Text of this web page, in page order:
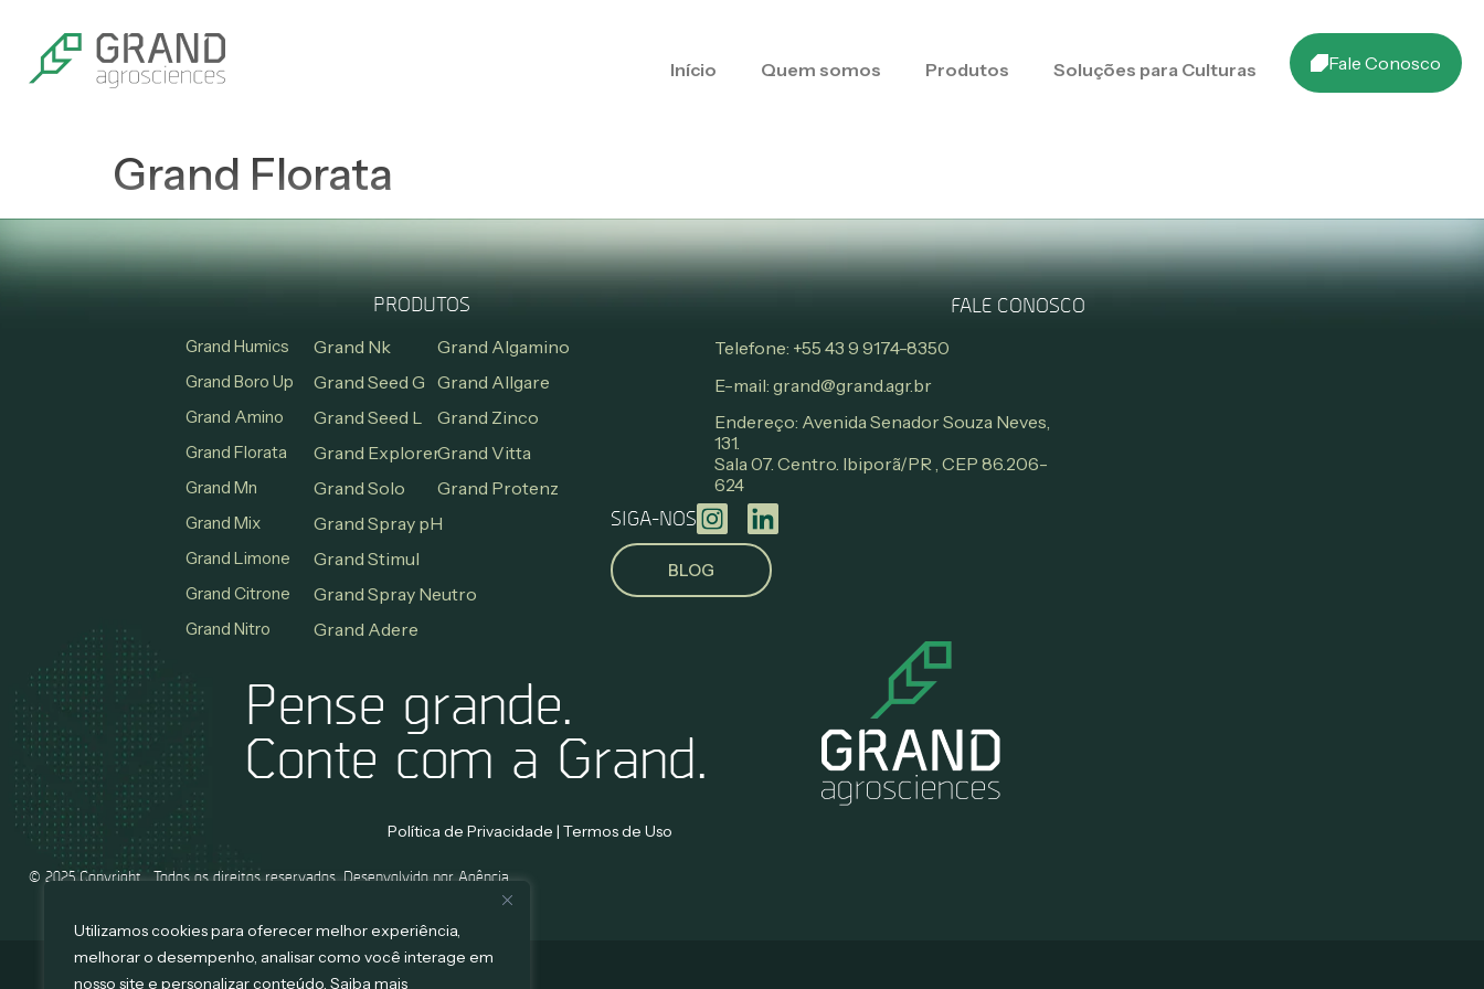
Utilizamos cookies para oferecer melhor experiência,
melhorar o desempenho, analisar como você interage em
nosso site e personalizar conteúdo. Saiba mais
Início Quem somos Produtos Soluções para Culturas Fale Conosco
Grand Florata
PRODUTOS
Grand Humics
Grand Boro Up
Grand Amino
Grand Florata
Grand Mn
Grand Mix
Grand Limone
Grand Citrone
Grand Nitro
Grand Nk
Grand Seed G
Grand Seed L
Grand Explorer
Grand Solo
Grand Spray pH
Grand Stimul
Grand Spray Neutro
Grand Adere
Grand Algamino
Grand Allgare
Grand Zinco
Grand Vitta
Grand Protenz
FALE CONOSCO
Telefone: +55 43 9 9174-8350
E-mail: grand@grand.agr.br
Endereço: Avenida Senador Souza Neves,
131.
Sala 07. Centro. Ibiporã/PR , CEP 86.206-
624
SIGA-NOS
BLOG
Pense grande.
Conte com a Grand.
Política de Privacidade | Termos de Uso
© 2025 Copyright . Todos os direitos reservados. Desenvolvido por Agência
Criação de sites: